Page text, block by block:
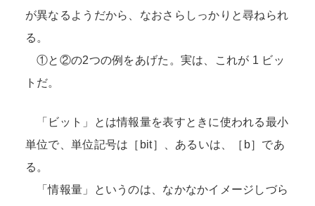
が異なるようだから、なおさらしっかりと尋ねられ
る。
①と②の2つの例をあげた。実は、これが 1 ビッ
トだ。
「ビット」とは情報量を表すときに使われる最小
単位で、単位記号は［bit］、あるいは、［b］であ
る。
「情報量」というのは、なかなかイメージしづら